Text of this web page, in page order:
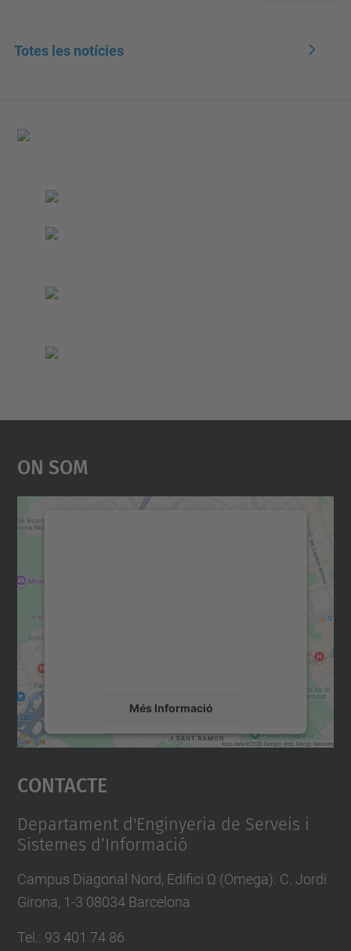
Totes les notícies
On Som
Més Informació
Accepta
powered by
Contacte
Departament d'Enginyeria de Serveis i
Sistemes d’Informació
Campus Diagonal Nord, Edifici Ω (Omega). C. Jordi
Girona, 1-3 08034 Barcelona
Tel. : 93 401 74 86